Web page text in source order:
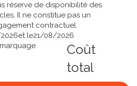
réserve de disponibilité des
Il ne constitue pas un
contractuel.
et le21/08/2026
Coût
total